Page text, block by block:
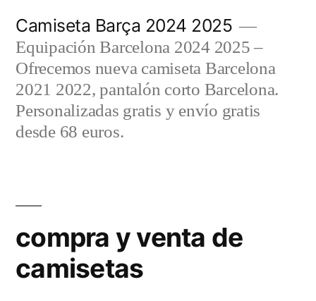
contenido
Camiseta Barça 2024 2025
Equipación Barcelona 2024 2025 –
Ofrecemos nueva camiseta Barcelona
2021 2022, pantalón corto Barcelona.
Personalizadas gratis y envío gratis
desde 68 euros.
compra y venta de
camisetas